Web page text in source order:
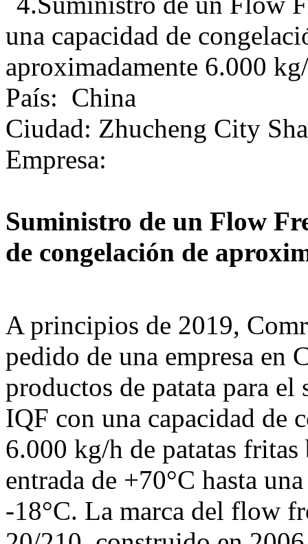
País: China
Ciudad: Zhucheng City
Empresa:
Suministro de un Flow
de congelación de
A principios de 2019,
pedido de una empresa en
productos de patata para
IQF con una capacidad de
6.000 kg/h de patatas fritas
entrada de +70°C hasta
-18°C. La marca del flow